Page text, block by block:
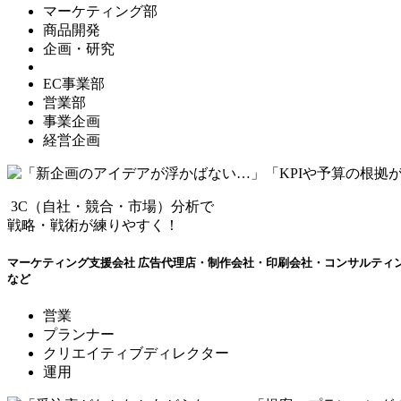
マーケティング部
商品開発
企画・研究
EC事業部
営業部
事業企画
経営企画
3C（自社・競合・市場）分析で
戦略・戦術が練りやすく！
マーケティング支援会社 広告代理店・制作会社・印刷会社・コンサルティ
など
営業
プランナー
クリエイティブディレクター
運用